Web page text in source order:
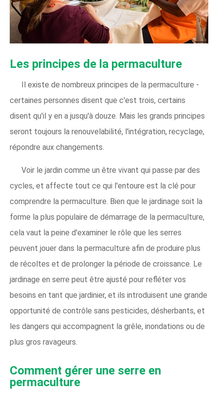
Les principes de la permaculture
Il existe de nombreux principes de la permaculture -
certaines personnes disent que c'est trois, certains
disent qu'il y en a jusqu'à douze. Mais les grands principes
seront toujours la renouvelabilité, l'intégration, recyclage,
répondre aux changements.
Voir le jardin comme un être vivant qui passe par des
cycles, et affecte tout ce qui l'entoure est la clé pour
comprendre la permaculture. Bien que le jardinage soit la
forme la plus populaire de démarrage de la permaculture,
cela vaut la peine d'examiner le rôle que les serres
peuvent jouer dans la permaculture afin de produire plus
de récoltes et de prolonger la période de croissance. Le
jardinage en serre peut être ajusté pour refléter vos
besoins en tant que jardinier, et ils introduisent une grande
opportunité de contrôle sans pesticides, désherbants, et
les dangers qui accompagnent la grêle, inondations ou de
plus gros ravageurs.
Comment gérer une serre en
permaculture